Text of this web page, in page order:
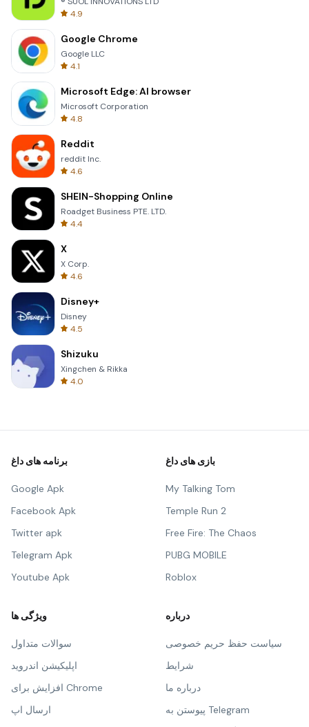
4.9
Google Chrome
Google LLC
4.1
Microsoft Edge: AI browser
Microsoft Corporation
4.8
Reddit
reddit Inc.
4.6
SHEIN-Shopping Online
Roadget Business PTE. LTD.
4.4
X
X Corp.
4.6
Disney+
Disney
4.5
Shizuku
Xingchen & Rikka
4.0
برنامه های داغ
Google Apk
Facebook Apk
Twitter apk
Telegram Apk
Youtube Apk
بازی های داغ
My Talking Tom
Temple Run 2
Free Fire: The Chaos
PUBG MOBILE
Roblox
ویژگی ها
سوالات متداول
اپلیکیشن اندروید
افزایش برای Chrome
ارسال اپ
درباره
سیاست حفظ حریم خصوصی
شرایط
درباره ما
پیوستن به Telegram